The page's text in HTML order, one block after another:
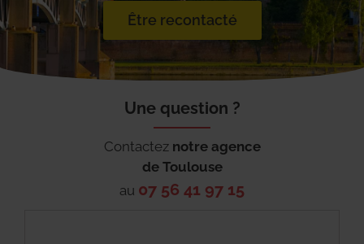
Être recontacté
Une question ?
Contactez notre agence
de Toulouse
au 07 56 41 97 15